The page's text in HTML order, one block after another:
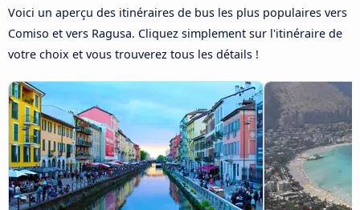
Voici un aperçu des itinéraires de bus les plus populaires vers
Comiso et vers Ragusa. Cliquez simplement sur l'itinéraire de
votre choix et vous trouverez tous les détails !